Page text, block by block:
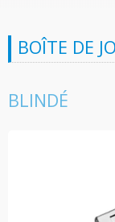
BOÎTE DE
BLINDÉ